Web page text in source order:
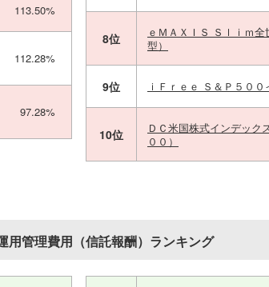
113.50%
112.28%
97.28%
8位
ｅＭＡＸＩＳ Ｓｌｉｍ
型）
9位 ｉＦｒｅｅ Ｓ＆Ｐ５０
10位
ＤＣ米国株式インデック
００）
用管理費用（信託報酬）ランキング